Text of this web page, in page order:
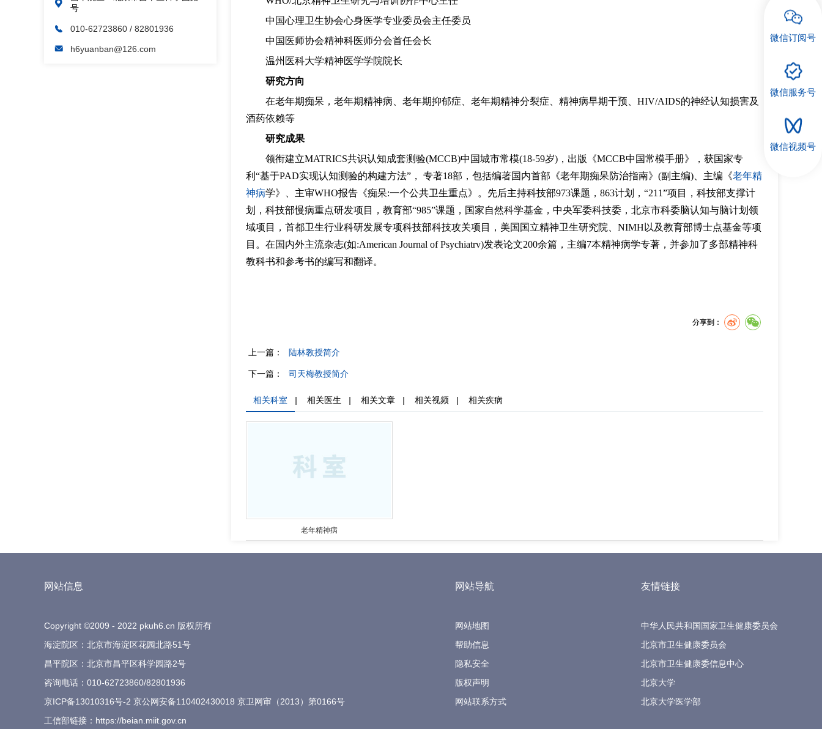
号
010-62723860 / 82801936
h6yuanban@126.com
中国心理卫生协会心身医学专业委员会主任委员
中国医师协会精神科医师分会首任会长
温州医科大学精神医学学院院长
研究方向
在老年期痴呆，老年期精神病、老年期抑郁症、老年期精神分裂症、精神病早期干预、 HIV/AIDS的神经认知损害及
酒药依赖等
研究成果
领衔建立MATRICS共识认知成套测验(MCCB)中国城市常模(18-59岁)，出版《MCCB中国常模手册》，获国家专
利“基于PAD实现认知测验的构建方法”， 专著18部，包括编著国内首部《老年期痴呆防治指南》(副主编)、主编《老年精
神病学》、主审WHO报告《痴呆:一个公共卫生重点》。先后主持科技部973课题，863计划，“211”项目，科技部支撑计
划，科技部慢病重点研发项目，教育部“985”课题，国家自然科学基金，中央军委科技委，北京市科委脑认知与脑计划领
域项目，首都卫生行业科研发展专项科技部科技攻关项目，美国国立精神卫生研究院、NIMH以及教育部博士点基金等项
目。在国内外主流杂志(如:American Journal of Psychiatrv)发表论文200余篇，主编7本精神病学专著，并参加了多部精神科
教科书和参考书的编写和翻译。
分享到：
上一篇： 陆林教授简介
下一篇： 司天梅教授简介
相关科室 | 相关医生 | 相关文章 | 相关视频 | 相关疾病
老年精神病
网站信息
Copyright ©2009 - 2022 pkuh6.cn 版权所有
海淀院区：北京市海淀区花园北路51号
昌平院区：北京市昌平区科学园路2号
咨询电话： 010-62723860/82801936
京ICP备13010316号-2 京公网安备110402430018 京卫网审（2013）第0166号
工信部链接： https://beian.miit.gov.cn
网站导航
网站地图
帮助信息
隐私安全
版权声明
网站联系方式
友情链接
中华人民共和国国家卫生健康委员会
北京市卫生健康委员会
北京市卫生健康委信息中心
北京大学
北京大学医学部
微信订阅号
微信服务号
微信视频号